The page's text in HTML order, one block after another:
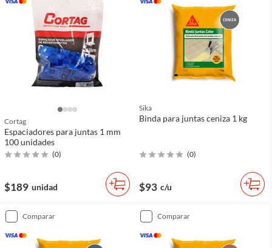
Cortag
Espaciadores para juntas 1 mm
100 unidades
(0)
$189 unidad
Sika
Binda para juntas ceniza 1 kg
(0)
$93 c/u
comparar comparar